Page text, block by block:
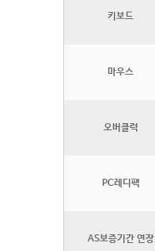
키보드
마우스
오버클럭
PC레디팩
AS보증기간 연장